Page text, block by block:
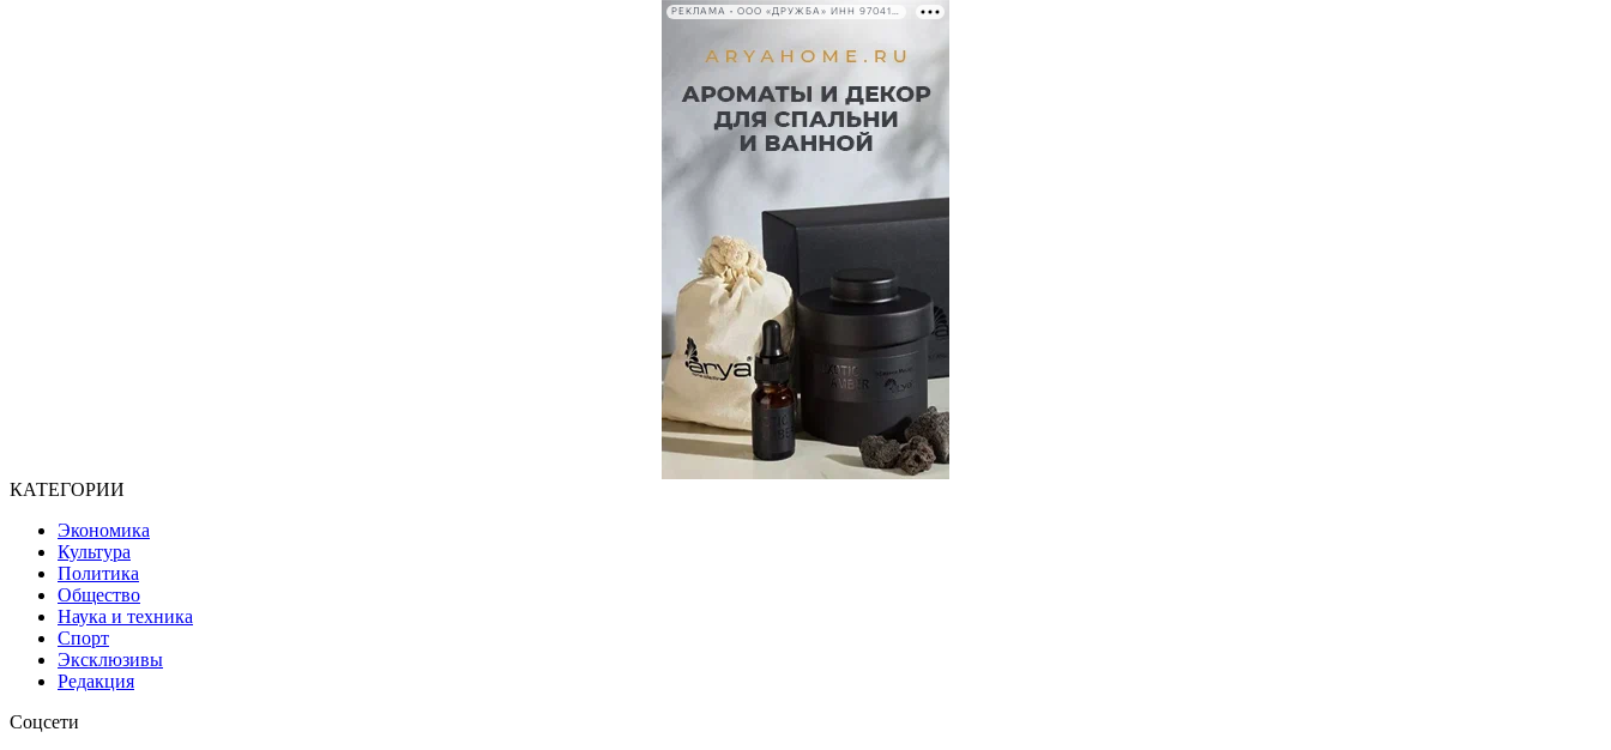
РЕКЛАМА • ООО «ДРУЖБА» ИНН 9704146411
КАТЕГОРИИ
Экономика
Культура
Политика
Общество
Наука и техника
Спорт
Эксклюзивы
Редакция
Соцсети